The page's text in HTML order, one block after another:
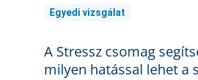
Egyedi vizsgálat
A Stressz csomag
milyen hatással lehet a